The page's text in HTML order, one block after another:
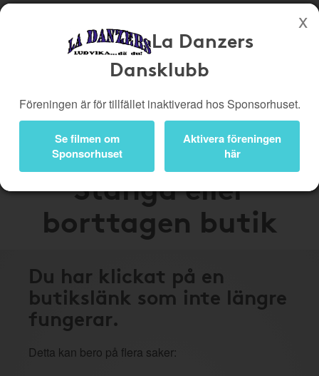
Köp genom denna sida stöttar La Danzers Dansklubb
Presentkort
Kampanjer
Bli medlem
Logga in
La Danzers
Dansklubb
Föreningen är för tillfället inaktiverad hos Sponsorhuset.
Se filmen om
Sponsorhuset
Aktivera föreningen
här
Stängd eller
borttagen butik
Du har klickat på en
butikslänk som inte längre
fungerar.
Detta kan bero på flera saker: